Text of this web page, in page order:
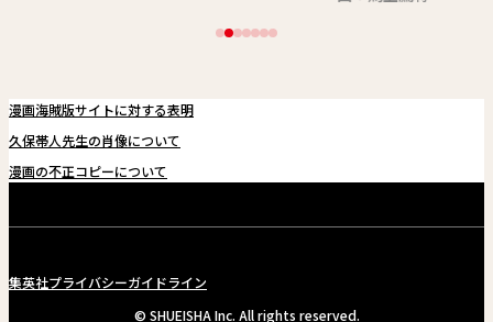
漫画海賊版サイトに対する表明
久保帯人先生の肖像について
漫画の不正コピーについて
集英社プライバシーガイドライン
© SHUEISHA Inc. All rights reserved.